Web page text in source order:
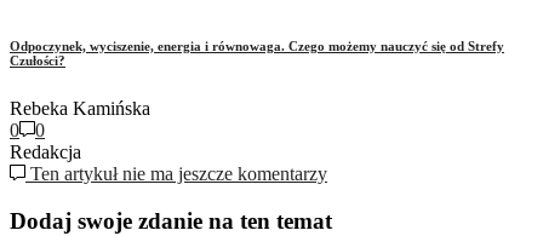
Odpoczynek, wyciszenie, energia i równowaga. Czego możemy nauczyć się od Strefy
Czułości?
Rebeka Kamińska
0
0
Redakcja
Ten artykuł nie ma jeszcze komentarzy
Dodaj swoje zdanie na ten temat